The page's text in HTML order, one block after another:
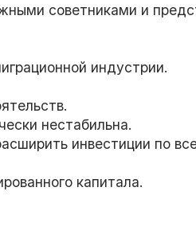
советниками и
индустрии.
нестабильна.
инвестиции по
капитала.